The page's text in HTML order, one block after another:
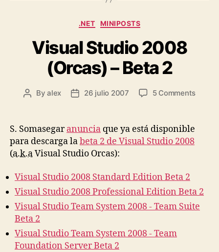
Categories
.NET MINIPOSTS
Visual Studio 2008
(Orcas) – Beta 2
PostByalex
Post26 julio 2007 5 Commentson
S. Somasegaranuncia que ya está disponible
para descarga labeta 2 de Visual Studio 2008
(a.k.aVisual Studio Orcas):
Visual Studio 2008 Standard Edition Beta 2
Visual Studio 2008 Professional Edition Beta 2
Visual Studio Team System 2008 - Team Suite
Beta 2
Visual Studio Team System 2008 - Team
Foundation Server Beta 2